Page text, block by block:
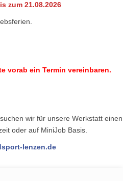
zum 21.08.2026
vorab ein Termin vereinbaren.
wir für unsere Werkstatt einen
oder auf MiniJob Basis.
lenzen.de